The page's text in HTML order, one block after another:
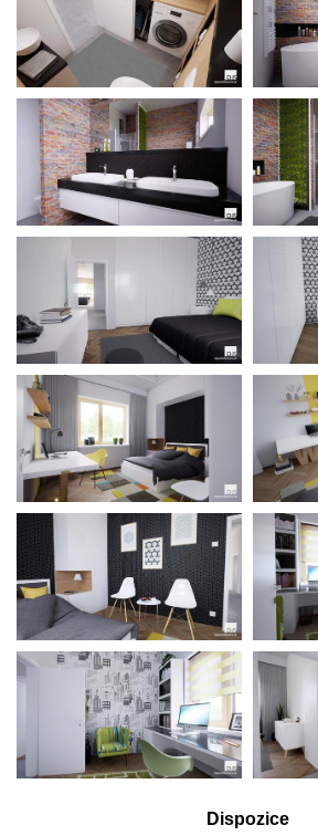
Dispozice